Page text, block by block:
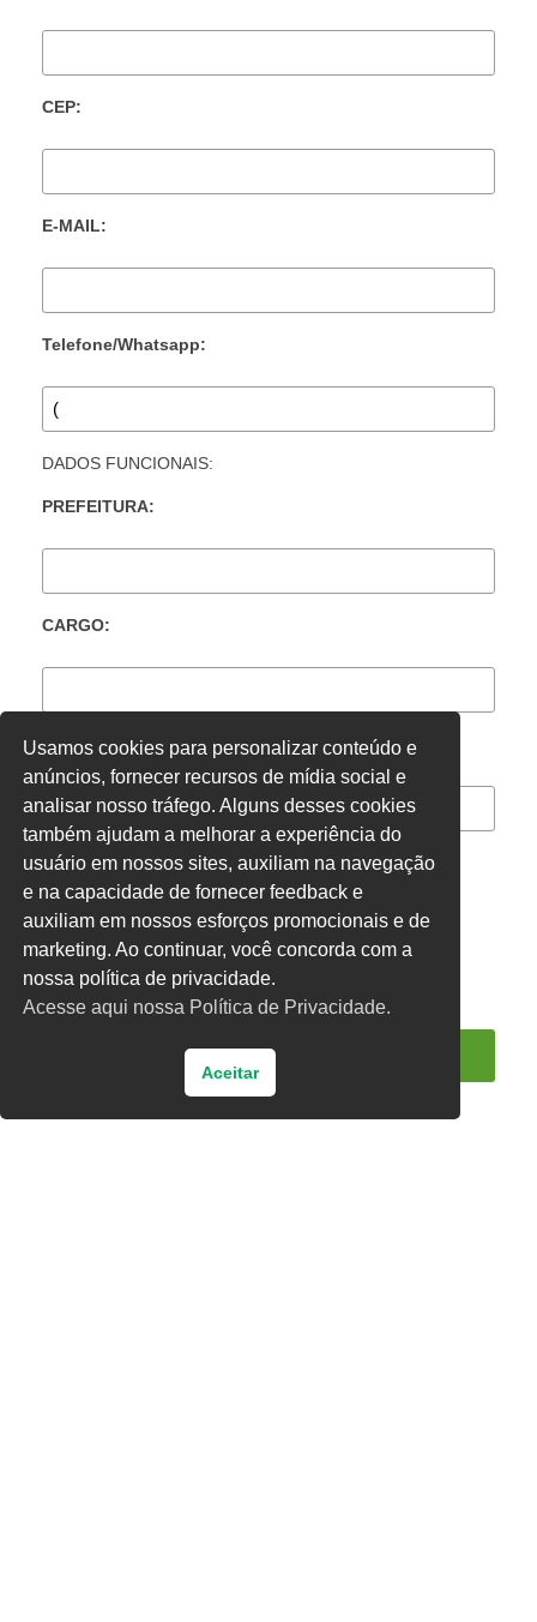
CEP:
E-MAIL:
Telefone/Whatsapp:
DADOS FUNCIONAIS:
PREFEITURA:
CARGO:
LOCAL DE TRABALHO:
CONCURSADO ACT CLT OUTROS
Usamos cookies para personalizar conteúdo e
anúncios, fornecer recursos de mídia social e
analisar nosso tráfego. Alguns desses cookies
também ajudam a melhorar a experiência do
usuário em nossos sites, auxiliam na navegação
e na capacidade de fornecer feedback e
auxiliam em nossos esforços promocionais e de
marketing. Ao continuar, você concorda com a
nossa política de privacidade.
Acesse aqui nossa Política de Privacidade.
Aceitar